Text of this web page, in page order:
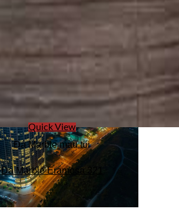
Quick View
Đá Marble màu tối
Đá Marble Eramosa 321